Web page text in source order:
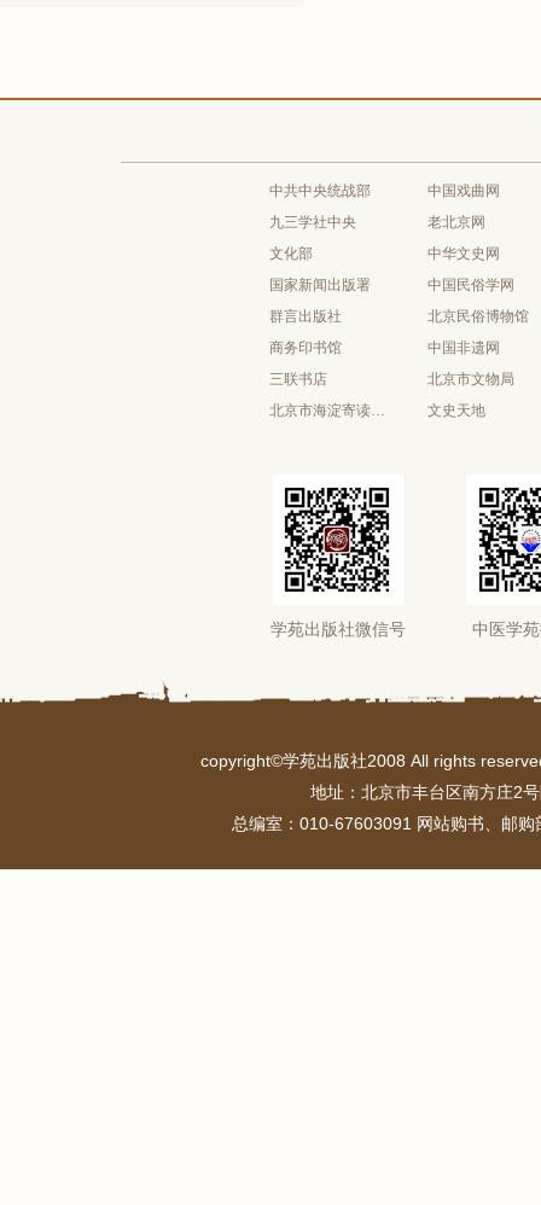
中共中央统战部
九三学社中央
文化部
国家新闻出版署
群言出版社
商务印书馆
三联书店
北京市海淀寄读学校
中国戏曲网
老北京网
中华文史网
中国民俗学网
北京民俗博物馆
中国非遗网
北京市文物局
文史天地
学苑出版社微信号 中医学
copyright©学苑出版社2008 All rights
地址：北京市丰台区南方庄2
总编室：010-67603091 网站购书、邮